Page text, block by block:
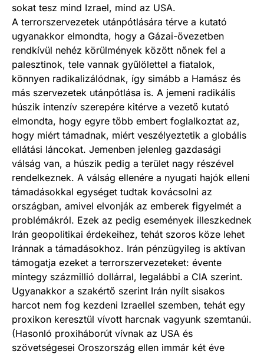
sokat tesz mind Izrael, mind az USA.
A terrorszervezetek utánpótlására térve a kutató
ugyanakkor elmondta, hogy a Gázai-övezetben
rendkívül nehéz körülmények között nőnek fel a
palesztinok, tele vannak gyűlölettel a fiatalok,
könnyen radikalizálódnak, így simább a Hamász és
más szervezetek utánpótlása is. A jemeni radikális
húszik intenzív szerepére kitérve a vezető kutató
elmondta, hogy egyre több embert foglalkoztat az,
hogy miért támadnak, miért veszélyeztetik a globális
ellátási láncokat. Jemenben jelenleg gazdasági
válság van, a húszik pedig a terület nagy részével
rendelkeznek. A válság ellenére a nyugati hajók elleni
támadásokkal egységet tudtak kovácsolni az
országban, amivel elvonják az emberek figyelmét a
problémákról. Ezek az pedig események illeszkednek
Irán geopolitikai érdekeihez, tehát szoros köze lehet
Iránnak a támadásokhoz. Irán pénzügyileg is aktívan
támogatja ezeket a terrorszervezeteket: évente
mintegy százmillió dollárral, legalábbi a CIA szerint.
Ugyanakkor a szakértő szerint Irán nyílt sisakos
harcot nem fog kezdeni Izraellel szemben, tehát egy
proxikon keresztül vívott harcnak vagyunk szemtanúi.
(Hasonló proxiháborút vívnak az USA és
szövetségesei Oroszország ellen immár két éve